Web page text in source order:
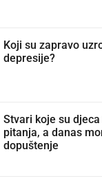
Koji su zapravo
depresije?
Stvari koje su
pitanja, a danas
dopuštenje